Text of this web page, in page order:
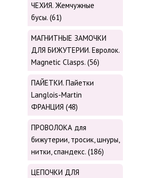
ЧЕХИЯ. Жемчужные
бусы. (61)
МАГНИТНЫЕ ЗАМОЧКИ
ДЛЯ БИЖУТЕРИИ. Евролок.
Magnetic Сlasps. (56)
ПАЙЕТКИ. Пайетки
Langlois-Martin
ФРАНЦИЯ (48)
ПРОВОЛОКА для
бижутерии, тросик, шнуры,
нитки, cпандекс. (186)
ЦЕПОЧКИ ДЛЯ